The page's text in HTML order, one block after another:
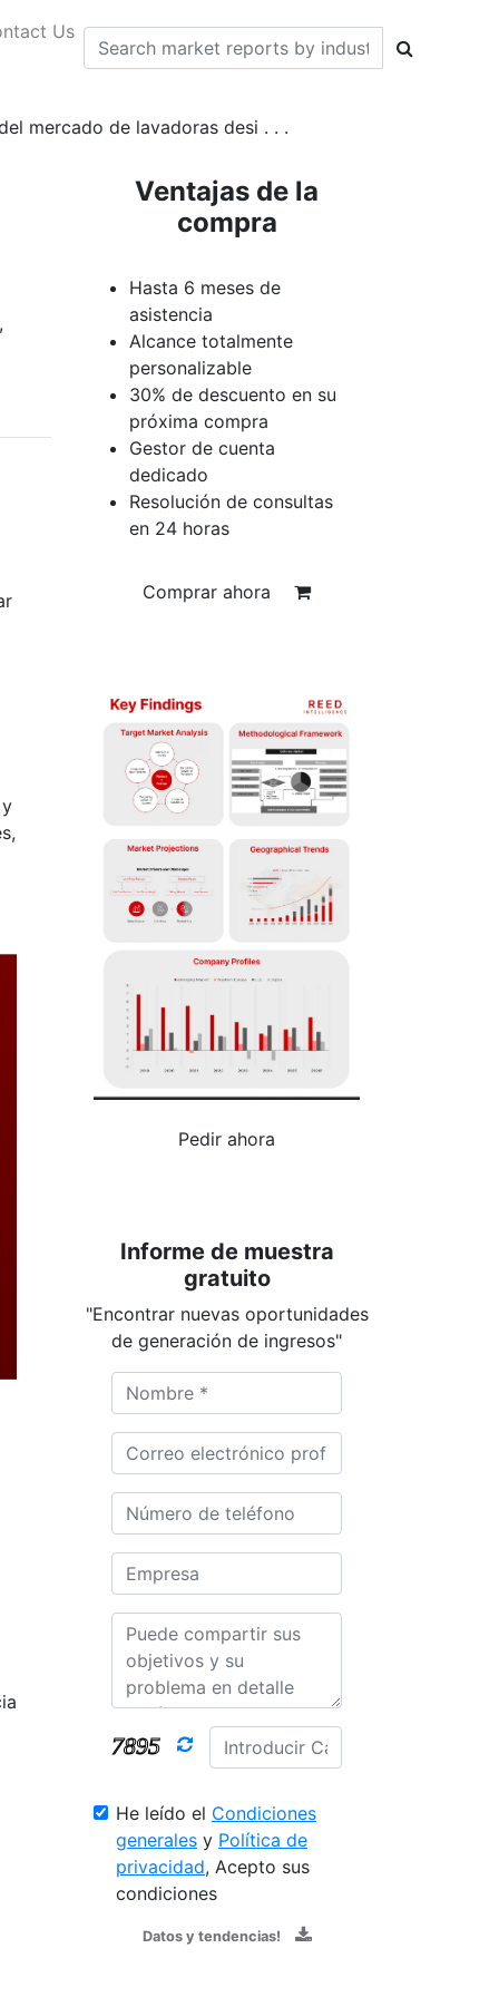
Us
mercado de lavadoras desi . . .
Ventajas de la
compra
Hasta 6 meses de
asistencia
Alcance totalmente
personalizable
30% de descuento en su
próxima compra
Gestor de cuenta
dedicado
Resolución de consultas
en 24 horas
Comprar ahora
Pedir ahora
Informe de muestra
gratuito
"Encontrar nuevas oportunidades
de generación de ingresos"
He leído el Condiciones
generales y Política de
privacidad, Acepto sus
condiciones
Datos y tendencias!